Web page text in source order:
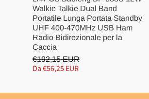
Walkie Talkie Dual Band
Portatile Lunga Portata Standby
UHF 400-470MHz USB Ham
Radio Bidirezionale per la
Caccia
€192,15 EUR
Da €56,25 EUR